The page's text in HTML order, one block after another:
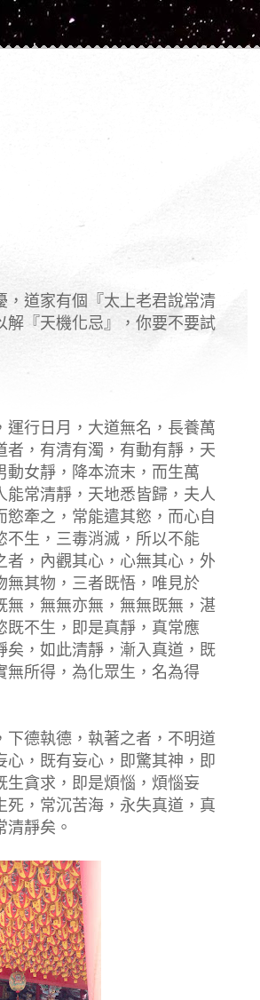
道家有個『太上老君說常清
解 『天機化忌』
，你要不要試
行日月，大道無名，長養萬
，有清有濁，有動有靜，天
女靜，降本流末，而生萬
常清靜，天地悉皆歸，夫人
牽之，常能遣其慾，而心自
不生，三毒消滅，所以不能
，內觀其心，心無其心，外
其物，三者既悟，唯見於
，無無亦無，無無既無，湛
不生，即是真靜，真常應
，如此清靜，漸入真道，既
無所得，為化眾生，名為得
德執德，執著之者，不明道
，既有妄心，即驚其神，即
生貪求，即是煩惱，煩惱妄
，常沉苦海，永失真道，真
靜矣。